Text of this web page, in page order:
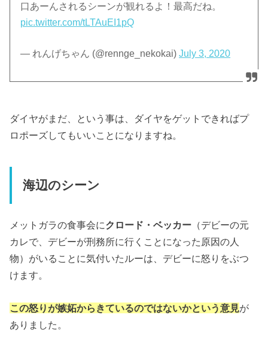
口あーんされるシーンが観れるよ！最高だね。
pic.twitter.com/tLTAuEI1pQ
— れんげちゃん (@rennge_nekokai)July 3, 2020
ダイヤがまだ、という事は、ダイヤをゲットできればプ
ロポーズしてもいいことになりますね。
海辺のシーン
メットガラの食事会にクロード・ベッカー （デビーの元
カレで、デビーが刑務所に行くことになった原因の人
物）がいることに気付いたルーは、デビーに怒りをぶつ
けます。
この怒りが嫉妬からきているのではないかという意見が
ありました。